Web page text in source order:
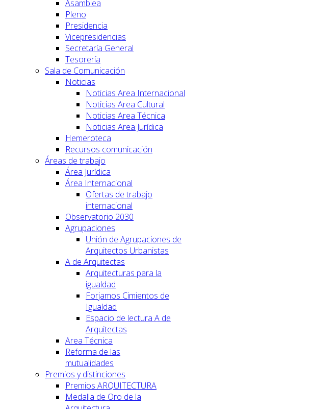
Asamblea
Pleno
Presidencia
Vicepresidencias
Secretaría General
Tesorería
Sala de Comunicación
Noticias
Noticias Area Internacional
Noticias Area Cultural
Noticias Area Técnica
Noticias Area Jurídica
Hemeroteca
Recursos comunicación
Áreas de trabajo
Área Jurídica
Área Internacional
Ofertas de trabajo
internacional
Observatorio 2030
Agrupaciones
Unión de Agrupaciones de
Arquitectos Urbanistas
A de Arquitectas
Arquitecturas para la
igualdad
Forjamos Cimientos de
Igualdad
Espacio de lectura A de
Arquitectas
Area Técnica
Reforma de las
mutualidades
Premios y distinciones
Premios ARQUITECTURA
Medalla de Oro de la